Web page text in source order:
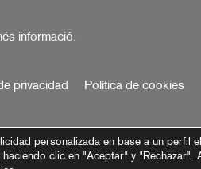
informació.
privacidad Política de cookies
personalizada en base a un perfil
clic en "Aceptar" y "Rechazar".